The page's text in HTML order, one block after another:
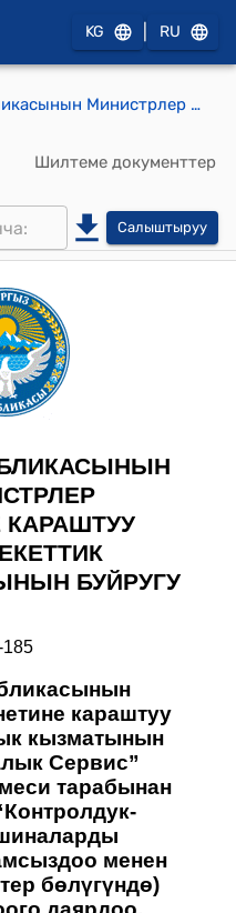
KG RU
Кыргыз Республикасынын Министрлер Кабинетине караштуу Мамлекеттик салык кызматынын 2026-жылдын 22-апрели № П-185 "Кыргыз Республикасынын Министрлер Кабинетине караштуу Мамлекеттик салык кызматынын алдындагы “Салык Сервис” мамлекеттик мекемеси тарабынан көрсөтүлүүчү “Контролдук-кассалык машиналарды (программалык камсыздоо менен байланышкан иштер бөлүгүндө) эксплуатациялоого даярдоо, каттоо жана тейлөө боюнча техникалык тейлөө” мамлекеттик кызмат көрсөтүүнүн стандартын бекитүү жөнүндө" буйругу
Шилтеме документтер
Салыштыруу